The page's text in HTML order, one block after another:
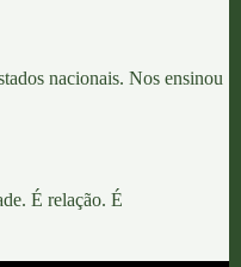
nacionais. Nos ensinou
É relação. É